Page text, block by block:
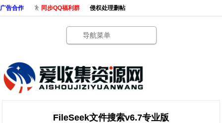
广告合作 同步QQ福利群 侵权处理删帖
导航菜单
FileSeek文件搜索v6.7专业版